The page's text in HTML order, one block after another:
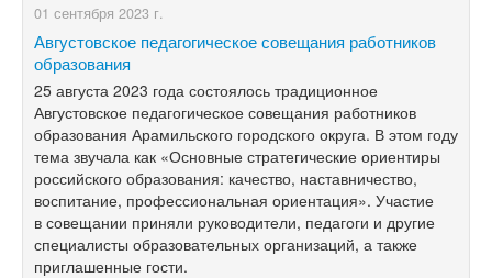
01 сентября 2023 г.
Августовское педагогическое совещания работников
образования
25 августа 2023 года состоялось традиционное
Августовское педагогическое совещания работников
образования Арамильского городского округа. В этом году
тема звучала как «Основные стратегические ориентиры
российского образования: качество, наставничество,
воспитание, профессиональная ориентация». Участие
в совещании приняли руководители, педагоги и другие
специалисты образовательных организаций, а также
приглашенные гости.